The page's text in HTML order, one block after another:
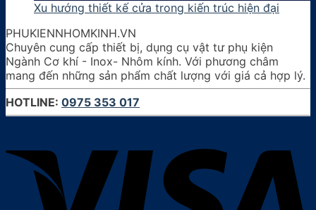
Xu hướng thiết kế cửa trong kiến trúc hiện đại
PHUKIENNHOMKINH.VN
Chuyên cung cấp thiết bị, dụng cụ vật tư phụ kiện
Ngành Cơ khí - Inox- Nhôm kính. Với phương châm
mang đến những sản phẩm chất lượng với giá cả hợp lý.
HOTLINE: 0975 353 017